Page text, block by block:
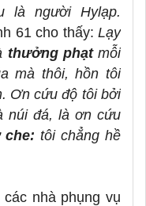
là người Hylạp.
61 cho thấy:Lạy
thưởng phạtmỗi
mà thôi, hồn tôi
Ơn cứu độ tôi bởi
núi đá, là ơn cứu
che: tôi chẳng hề
các nhà phụng vụ